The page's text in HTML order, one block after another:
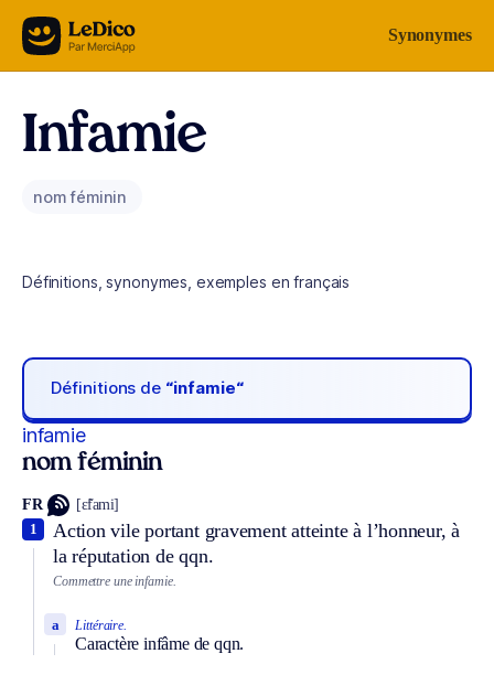
Aller au contenu Synonymes
Infamie
nom féminin
Définitions, synonymes, exemples en français
Définitions de “infamie“
infamie
nom féminin
FR [ɛ̃fami]
Action vile portant gravement atteinte à l’honneur, à
la réputation de qqn.
1
Commettre une infamie.
Littéraire.
Caractère infâme de qqn.
a